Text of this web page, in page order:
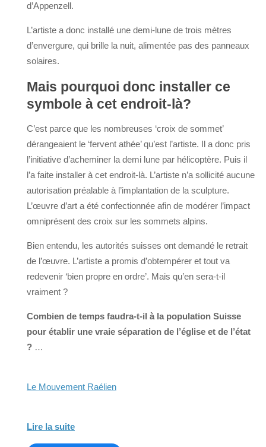
d’Appenzell.
L’artiste a donc installé une demi-lune de trois mètres
d’envergure, qui brille la nuit, alimentée pas des panneaux
solaires.
Mais pourquoi donc installer ce
symbole à cet endroit-là?
C’est parce que les nombreuses ‘croix de sommet’
dérangeaient le ‘fervent athée’ qu’est l’artiste. Il a donc pris
l’initiative d’acheminer la demi lune par hélicoptère. Puis il
l’a faite installer à cet endroit-là. L’artiste n’a sollicité aucune
autorisation préalable à l’implantation de la sculpture.
L’œuvre d’art a été confectionnée afin de modérer l’impact
omniprésent des croix sur les sommets alpins.
Bien entendu, les autorités suisses ont demandé le retrait
de l’œuvre. L’artiste a promis d’obtempérer et tout va
redevenir ‘bien propre en ordre’. Mais qu’en sera-t-il
vraiment ?
Combien de temps faudra-t-il à la population Suisse
pour établir une vraie séparation de l’église et de l’état
? …
Le Mouvement Raélien
Lire la suite